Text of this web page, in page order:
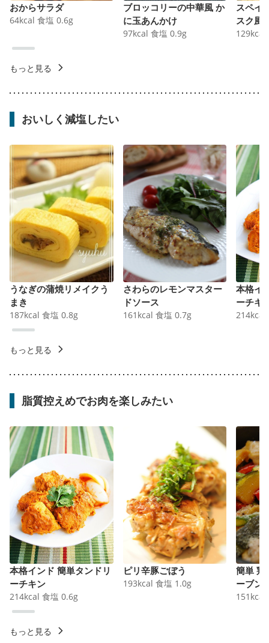
おからサラダ
64kcal 食塩 0.6g
ブロッコリーの中華風 か
に玉あんかけ
97kcal 食塩 0.9g
スペイ
スク風
129kcal
もっと見る
おいしく減塩したい
うなぎの蒲焼リメイクう
まき
187kcal 食塩 0.8g
さわらのレモンマスター
ドソース
161 kcal 食塩 0.7g
本格イ
ーチキ
214kcal
もっと見る
脂質控えめでお肉を楽しみたい
本格インド 簡単タンドリ
ーチキン
214kcal 食塩 0.6g
ピリ辛豚ごぼう
193kcal 食塩 1.0g
簡単 鶏
ーブン
151 kcal
もっと見る